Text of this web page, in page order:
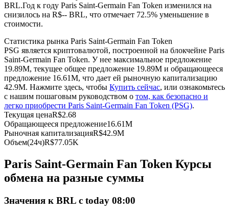
Фьючерсы с использованием USDC в качестве
обеспечения
Копирование торговли
Присоединяйтесь к лучшим трейдерам
BRL.Год к году Paris Saint-Germain Fan Token изменился на
снизилось на R$-- BRL, что отмечает 72.5% уменьшение в
стоимости.
Статистика рынка Paris Saint-Germain Fan Token
PSG является криптовалютой, построенной на блокчейне Paris
Saint-Germain Fan Token. У нее максимальное предложение
19.89M, текущее общее предложение 19.89M и обращающееся
предложение 16.61M, что дает ей рыночную капитализацию
42.9M. Нажмите здесь, чтобы Купить сейчас, или ознакомьтесь
с нашим пошаговым руководством о том, как безопасно и
легко приобрести Paris Saint-Germain Fan Token (PSG).
Текущая ценаR$2.68
Обращающееся предложение16.61M
Рыночная капитализацияR$42.9M
Объем(24ч)R$77.05K
Paris Saint-Germain Fan Token Курсы
обмена на разные суммы
Значения к BRL с today 08:00